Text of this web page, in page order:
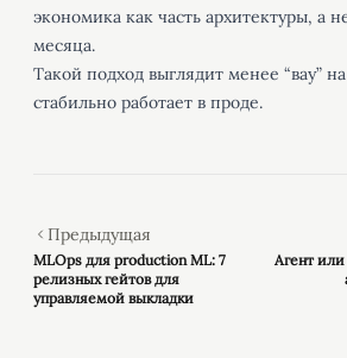
экономика как часть архитектуры, а
месяца.
Такой подход выглядит менее “вау”
стабильно работает в проде.
Предыдущая
MLOps для production ML: 7
релизных гейтов для
управляемой выкладки
Агент